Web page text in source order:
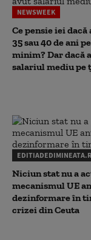
NEWSWEEK
Ce pensie iei
35 sau 40 de ani
minim? Dar dacă
salariul mediu pe
Niciun stat nu a
mecanismul UE
dezinformare în
crizei din Ceuta